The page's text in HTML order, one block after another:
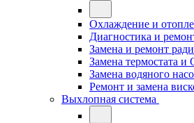
Охлаждение и
Диагностика и
Замена и ремонт
Замена термостата
Замена водяного
Ремонт и замена
Выхлопная система